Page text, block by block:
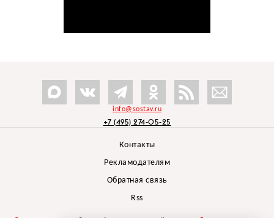
info@sostav.ru
+7 (495) 274-05-25
Контакты
Рекламодателям
Обратная связь
Rss